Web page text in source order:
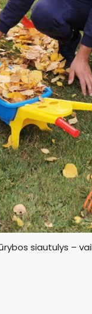
siautulys –